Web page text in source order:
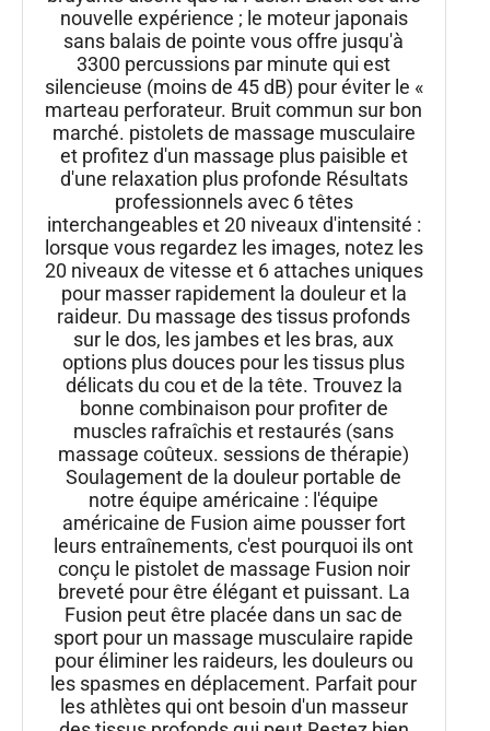
nouvelle expérience ; le moteur japonais
sans balais de pointe vous offre jusqu'à
3300 percussions par minute qui est
silencieuse (moins de 45 dB) pour éviter le «
marteau perforateur. Bruit commun sur bon
marché. pistolets de massage musculaire
et profitez d'un massage plus paisible et
d'une relaxation plus profonde Résultats
professionnels avec 6 têtes
interchangeables et 20 niveaux d'intensité :
lorsque vous regardez les images, notez les
20 niveaux de vitesse et 6 attaches uniques
pour masser rapidement la douleur et la
raideur. Du massage des tissus profonds
sur le dos, les jambes et les bras, aux
options plus douces pour les tissus plus
délicats du cou et de la tête. Trouvez la
bonne combinaison pour profiter de
muscles rafraîchis et restaurés (sans
massage coûteux. sessions de thérapie)
Soulagement de la douleur portable de
notre équipe américaine : l'équipe
américaine de Fusion aime pousser fort
leurs entraînements, c'est pourquoi ils ont
conçu le pistolet de massage Fusion noir
breveté pour être élégant et puissant. La
Fusion peut être placée dans un sac de
sport pour un massage musculaire rapide
pour éliminer les raideurs, les douleurs ou
les spasmes en déplacement. Parfait pour
les athlètes qui ont besoin d'un masseur